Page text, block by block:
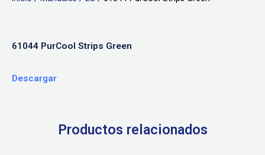
61044 PurCool Strips Green
Descargar
Productos relacionados